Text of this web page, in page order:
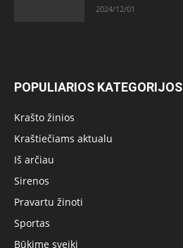
2024/12/01
POPULIARIOS KATEGORIJOS
Krašto žinios
Kraštiečiams aktualu
Iš arčiau
Sirenos
Pravartu žinoti
Sportas
Būkime sveiki